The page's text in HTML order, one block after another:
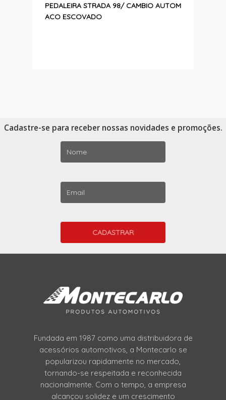
PEDALEIRA STRADA 98/ CAMBIO AUTOM
ACO ESCOVADO
Cadastre-se para receber nossas novidades e promoções.
Fundada em 1987 como uma distribuidora de
acessórios automotivos, a Montecarlo se
popularizou rapidamente no mercado,
tornando-se respeitada e reconhecida
nacionalmente. Com o tempo, a empresa
alcançou solidez e um crescimento